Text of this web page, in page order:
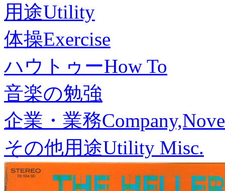
用途Utility
体操Exercise
ハウトゥーHow To
音楽の勉強
企業・業務
その他用途Utility Misc.